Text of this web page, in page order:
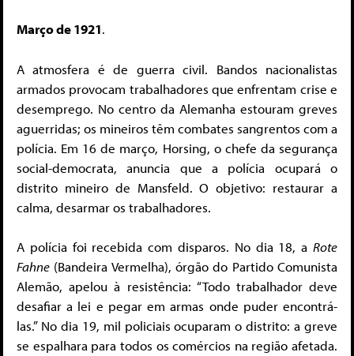
Março de 1921.
A atmosfera é de guerra civil. Bandos nacionalistas
armados provocam trabalhadores que enfrentam crise e
desemprego. No centro da Alemanha estouram greves
aguerridas; os mineiros têm combates sangrentos com a
polícia. Em 16 de março, Horsing, o chefe da segurança
social-democrata, anuncia que a polícia ocupará o
distrito mineiro de Mansfeld. O objetivo: restaurar a
calma, desarmar os trabalhadores.
A polícia foi recebida com disparos. No dia 18, a Rote
Fahne (Bandeira Vermelha), órgão do Partido Comunista
Alemão, apelou à resistência: “Todo trabalhador deve
desafiar a lei e pegar em armas onde puder encontrá-
las.” No dia 19, mil policiais ocuparam o distrito: a greve
se espalhara para todos os comércios na região afetada.